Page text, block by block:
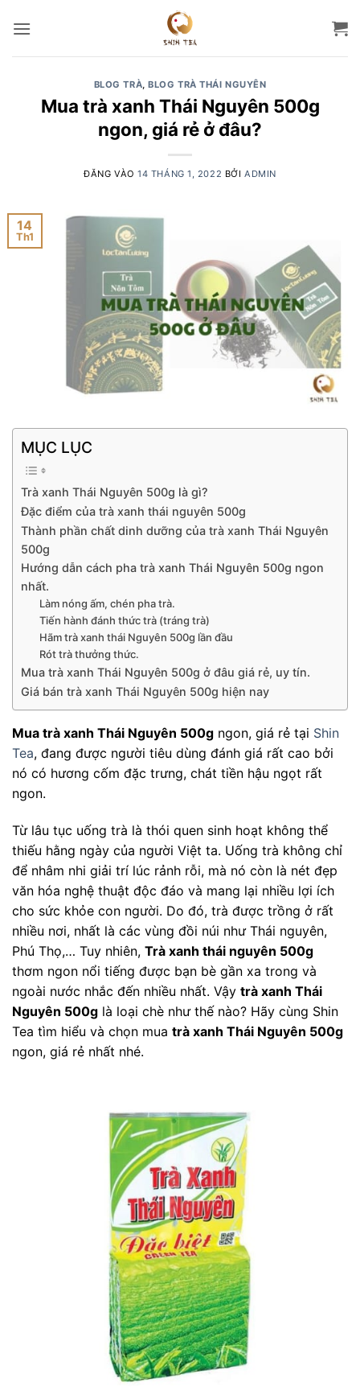
qua
BLOG TRÀ,BLOG TRÀ THÁI NGUYÊN
Mua trà xanh Thái Nguyên 500g
ngon, giá rẻ ở đâu?
ĐĂNG VÀO14 THÁNG 1, 2022 BỞI ADMIN
14
Th1
MỤC LỤC
Trà xanh Thái Nguyên 500g là gì?
Đặc điểm của trà xanh thái nguyên 500g
Thành phần chất dinh dưỡng của trà xanh Thái Nguyên
500g
Hướng dẫn cách pha trà xanh Thái Nguyên 500g ngon
nhất.
Làm nóng ấm, chén pha trà.
Tiến hành đánh thức trà (tráng trà)
Hãm trà xanh thái Nguyên 500g lần đầu
Rót trà thưởng thức.
Mua trà xanh Thái Nguyên 500g ở đâu giá rẻ, uy tín.
Giá bán trà xanh Thái Nguyên 500g hiện nay
Mua trà xanh Thái Nguyên 500g ngon, giá rẻ tại Shin
Tea, đang được người tiêu dùng đánh giá rất cao bởi
nó có hương cốm đặc trưng, chát tiền hậu ngọt rất
ngon.
Từ lâu tục uống trà là thói quen sinh hoạt không thể
thiếu hằng ngày của người Việt ta. Uống trà không chỉ
để nhâm nhi giải trí lúc rảnh rỗi, mà nó còn là nét đẹp
văn hóa nghệ thuật độc đáo và mang lại nhiều lợi ích
cho sức khỏe con người. Do đó, trà được trồng ở rất
nhiều nơi, nhất là các vùng đồi núi như Thái nguyên,
Phú Thọ,… Tuy nhiên, Trà xanh thái nguyên 500g
thơm ngon nổi tiếng được bạn bè gần xa trong và
ngoài nước nhắc đến nhiều nhất. Vậy trà xanh Thái
Nguyên 500g là loại chè như thế nào? Hãy cùng Shin
Tea tìm hiểu và chọn mua trà xanh Thái Nguyên 500g
ngon, giá rẻ nhất nhé.